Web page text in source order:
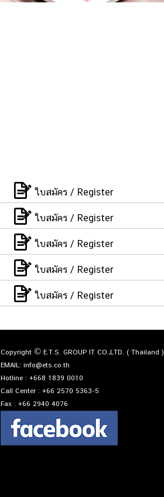
ใบสมัคร / Register
ใบสมัคร / Register
ใบสมัคร / Register
ใบสมัคร / Register
ใบสมัคร / Register
Copyright © E.T.S. GROUP IT CO.,LTD. ( Thailand )
EMAIL: info@ets.co.th
Hotline : +668 1839 0010
Call Center : +66 2570 5363-5
Fax : +66 2940 4076